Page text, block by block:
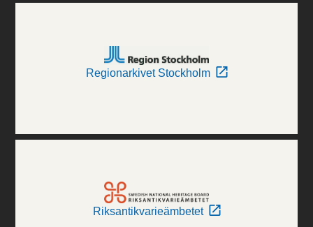
Regionarkivet Stockholm
Riksantikvarieämbetet